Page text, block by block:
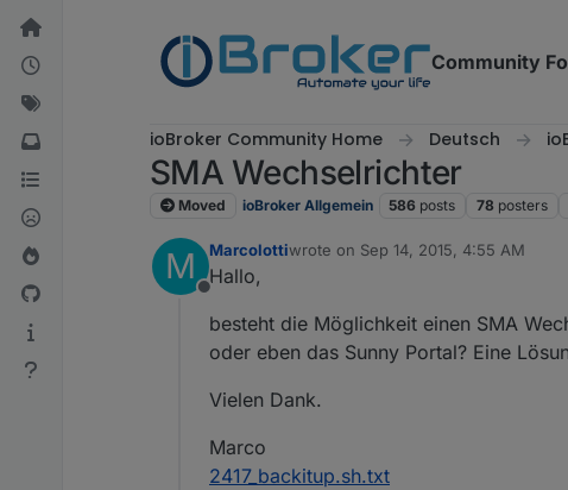
Skip to content
Community
ioBroker Community Home Deutsch
SMA Wechselrichter
Moved ioBroker Allgemein 586 posts 78 posters
M
Offline
Marcolottiwrote on Sep 14, 2015, 4:55 AM
last edited by
Hallo,
besteht die Möglichkeit einen SMA
oder eben das Sunny Portal? Eine
Vielen Dank.
Marco
2417_backitup.sh.txt